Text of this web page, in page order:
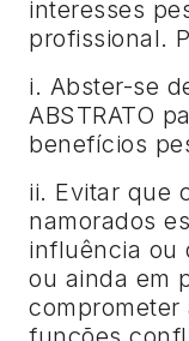
interesses
profissional.
i. Abster-se
ABSTRATO
benefícios
ii. Evitar que
namorados
influência ou
ou ainda em
comprometer